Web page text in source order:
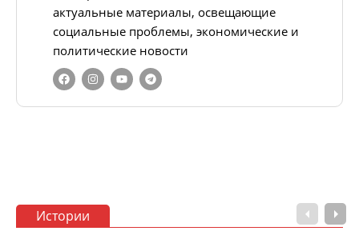
актуальные материалы, освещающие
социальные проблемы, экономические и
политические новости
Истории